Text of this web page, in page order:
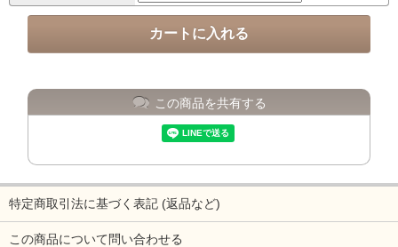
この商品を共有する
特定商取引法に基づく表記 (返品など)
この商品について問い合わせる